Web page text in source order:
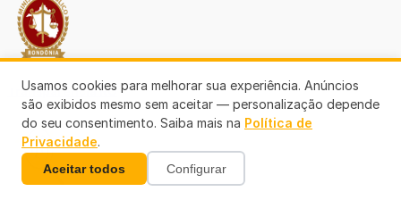
Transparência RO
Usamos cookies para melhorar sua experiência. Anúncios
são exibidos mesmo sem aceitar — personalização depende
do seu consentimento. Saiba mais na Política de
Privacidade.
Aceitar todos Configurar